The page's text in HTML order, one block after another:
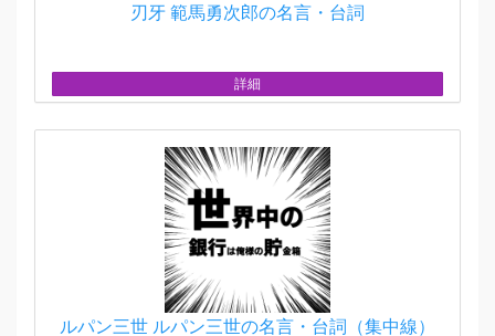
刃牙 範馬勇次郎の名言・台詞
詳細
ルパン三世 ルパン三世の名言・台詞（集中線）